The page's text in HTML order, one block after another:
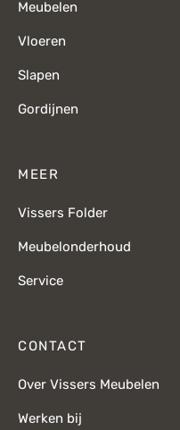
Meubelen
Vloeren
Slapen
Gordijnen
MEER
Vissers Folder
Meubelonderhoud
Service
CONTACT
Over Vissers Meubelen
Werken bij